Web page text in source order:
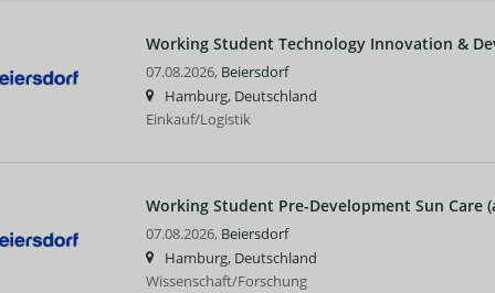
Working Student Technology Innovation &
07.08.2026, Beiersdorf
Hamburg, Deutschland
Einkauf/Logistik
Working Student Pre-Development Sun Care
07.08.2026, Beiersdorf
Hamburg, Deutschland
Wissenschaft/Forschung